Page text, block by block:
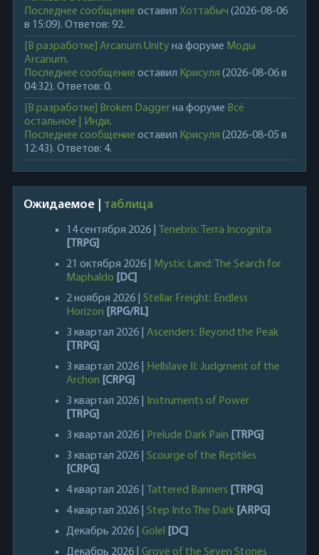
Последнее сообщение оставил Хоттабыч (2026-08-06
в 15:09). Ответов: 92.
[В разработке] Arcanum Unity на форуме Моды
Arcanum.
Последнее сообщение оставил Крисуля (2026-08-06 в
04:32). Ответов: 0.
[В разработке] Broken Daggerна форуме Всё
остальное | Инди.
Последнее сообщение оставил Крисуля (2026-08-05 в
12:43). Ответов: 4.
Ожидаемое | таблица
14 сентября 2026 |
Tenebris: Terra Incognita
[TRPG]
21 октября 2026 |
Mystic Land: The Search for
Maphaldo
[DC]
2 ноября 2026 | Stellar Freight: Endless
Horizon
[RPG/RL]
3 квартал 2026 | Ascenders: Beyond the Peak
[TRPG]
3 квартал 2026 |
Hellslave II: Judgment of the
Archon [CRPG]
3 квартал 2026 |
Instruments of Power
[TRPG]
3 квартал 2026 |
Prelude Dark Pain
[TRPG]
3 квартал 2026 | Scourge of the Reptiles
[CRPG]
4 квартал 2026 |
Tattered Banners
[TRPG]
4 квартал 2026 | Step Into The Dark [ARPG]
Декабрь 2026 | Golel
[DC]
Декабрь 2026 | Grove of the Seven Stones